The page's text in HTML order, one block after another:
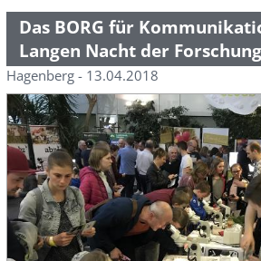
Das BORG für
Langen Nacht der
Hagenberg - 13.04.2018